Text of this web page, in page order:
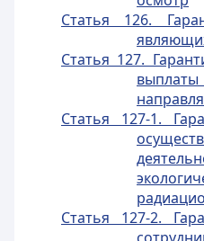
Статья 126.
Статья 127.
Статья 127-1.
Статья 127-2.